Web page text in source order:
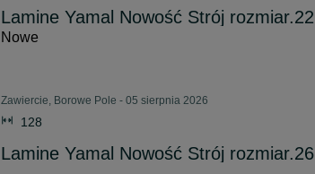
Lamine Yamal Nowość Strój rozmiar.22
Nowe
Zawiercie, Borowe Pole - 05 sierpnia 2026
128
Lamine Yamal Nowość Strój rozmiar.26